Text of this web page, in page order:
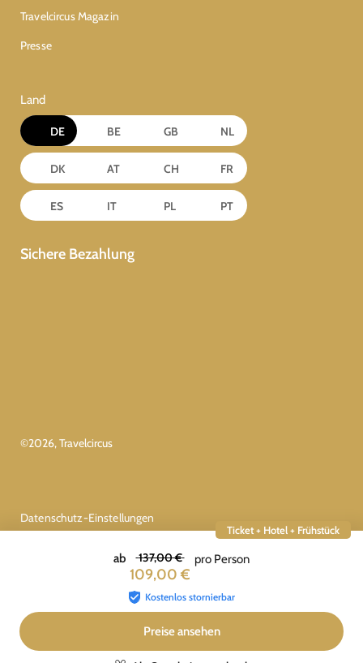
Ticket + Hotel + Frühstück
ab 137,00 €
109,00 €
pro Person
Kostenlos stornierbar
Preise ansehen
Travelcircus Magazin
Presse
Land
DE BE GB NL
DK AT CH FR
ES IT PL PT
Sichere Bezahlung
©2026, Travelcircus
Datenschutz-Einstellungen